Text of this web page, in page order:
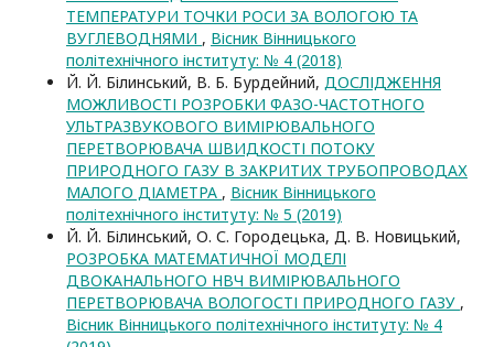
ТЕМПЕРАТУРИ ТОЧКИ РОСИ ЗА ВОЛОГОЮ ТА
ВУГЛЕВОДНЯМИ , Вісник Вінницького
політехнічного інституту: № 4 (2018)
Й. Й. Білинський, В. Б. Бурдейний, ДОСЛІДЖЕННЯ
МОЖЛИВОСТІ РОЗРОБКИ ФАЗО-ЧАСТОТНОГО
УЛЬТРАЗВУКОВОГО ВИМІРЮВАЛЬНОГО
ПЕРЕТВОРЮВАЧА ШВИДКОСТІ ПОТОКУ
ПРИРОДНОГО ГАЗУ В ЗАКРИТИХ ТРУБОПРОВОДАХ
МАЛОГО ДІАМЕТРА , Вісник Вінницького
політехнічного інституту: № 5 (2019)
Й. Й. Білинський, О. С. Городецька, Д. В. Новицький,
РОЗРОБКА МАТЕМАТИЧНОЇ МОДЕЛІ
ДВОКАНАЛЬНОГО НВЧ ВИМІРЮВАЛЬНОГО
ПЕРЕТВОРЮВАЧА ВОЛОГОСТІ ПРИРОДНОГО ГАЗУ ,
Вісник Вінницького політехнічного інституту: № 4